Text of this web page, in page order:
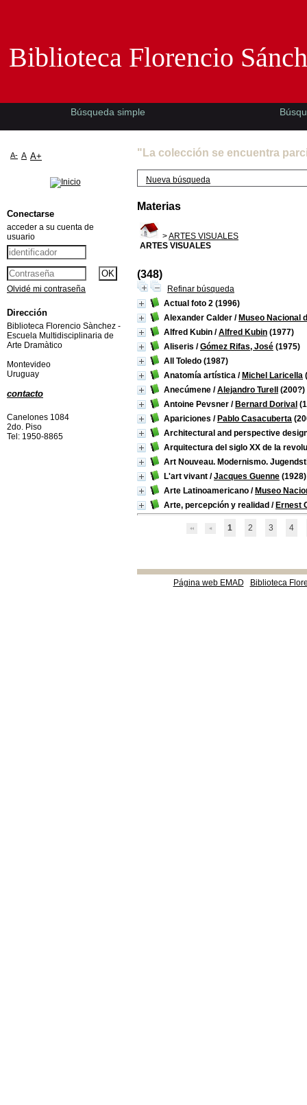
"La colección se encuentra
Nueva búsqueda
Materias
>ARTES VISUALES
ARTES VISUALES
(348)
Refinar búsqueda
Actual foto 2 (1996)
Alexander Calder / Museo Nacional
Alfred Kubin /Alfred Kubin (1977)
Aliseris /Gómez Rifas, José (1975)
All Toledo (1987)
Anatomía artística / Michel Laricella
Anecúmene /Alejandro Turell
(200?)
Antoine Pevsner / Bernard Dorival
Apariciones / Pablo Casacuberta
Architectural and perspective
Arquitectura del siglo XX de la
Art Nouveau. Modernismo.
L'art vivant /Jacques Guenne (1928)
Arte Latinoamericano / Museo
Arte, percepción y realidad / Ernest
1 2 3 4
Página web EMAD Biblioteca
Biblioteca Florencio
Búsqueda simple
A- A A+
Conectarse
acceder a su cuenta de
usuario
Olvidé mi contraseña
Dirección
Biblioteca Florencio Sànchez -
Escuela Multidisciplinaria de
Arte Dramàtico
Montevideo
Uruguay
contacto
Canelones 1084
2do. Piso
Tel: 1950-8865